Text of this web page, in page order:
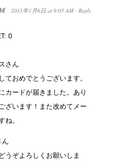
2011年1月6日 at 9:05 AM · Reply
0
さん
ておめでとうございます。
カードが届きました。あり
ざいます！また改めてメー
ね。
ん
うぞよろしくお願いしま